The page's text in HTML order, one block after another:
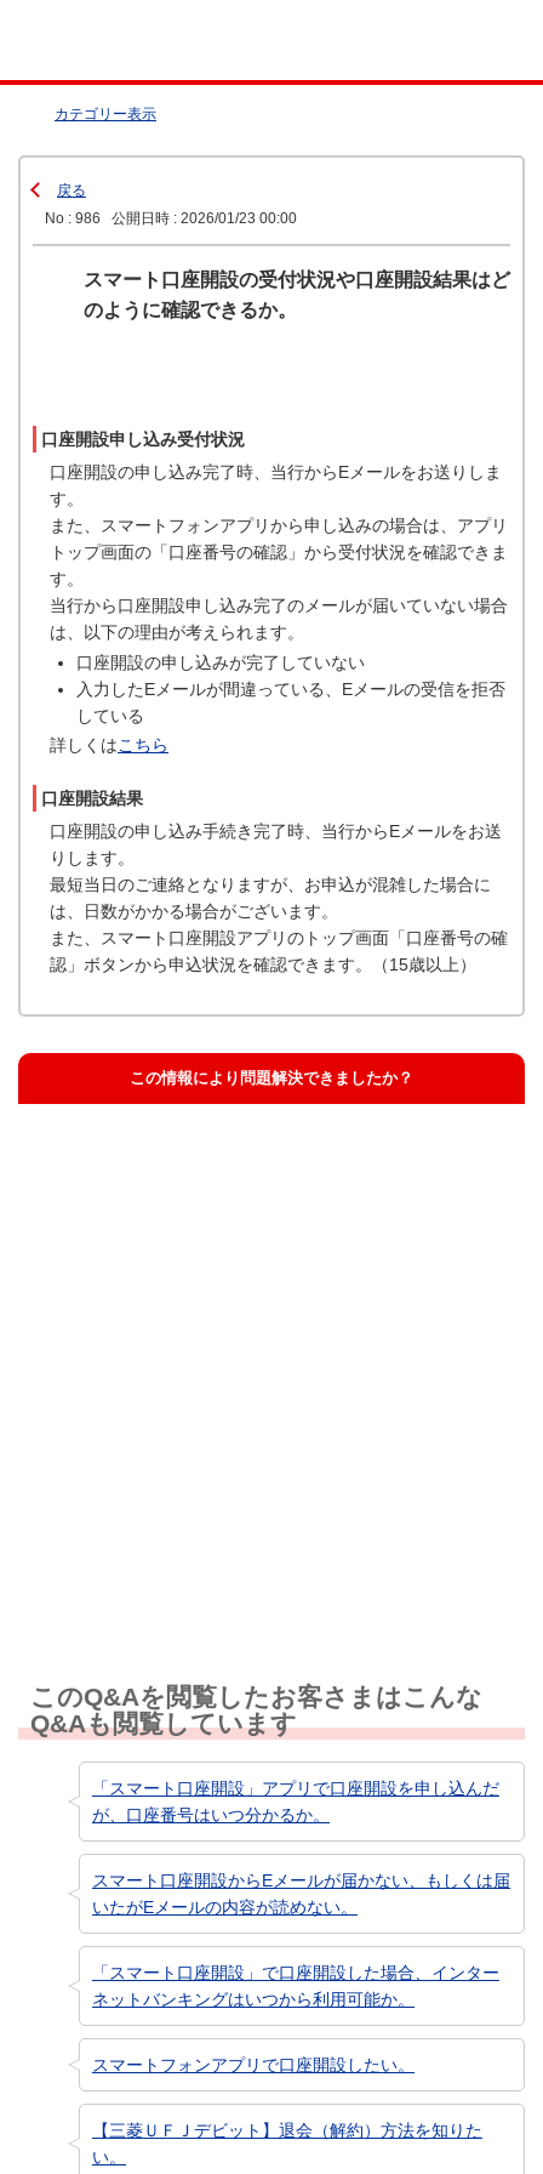
カテゴリー表示
戻る
No : 986
公開日時 : 2026/01/23 00:00
スマート口座開設の受付状況や口座開設結果はど
のように確認できるか。
口座開設申し込み受付状況
口座開設の申し込み完了時、当行からEメールをお送りしま
す。
また、スマートフォンアプリから申し込みの場合は、アプリ
トップ画面の「口座番号の確認」から受付状況を確認できま
す。
当行から口座開設申し込み完了のメールが届いていない場合
は、以下の理由が考えられます。
口座開設の申し込みが完了していない
入力したEメールが間違っている、Eメールの受信を拒否
している
詳しくはこちら
口座開設結果
口座開設の申し込み手続き完了時、当行からEメールをお送
りします。
最短当日のご連絡となりますが、お申込が混雑した場合に
は、日数がかかる場合がございます。
また、スマート口座開設アプリのトップ画面「口座番号の確
認」ボタンから申込状況を確認できます。（15歳以上）
この情報により問題解決できましたか？
このQ&Aを閲覧したお客さまはこんな
Q&Aも閲覧しています
「スマート口座開設」アプリで口座開設を申し込んだ
が、口座番号はいつ分かるか。
スマート口座開設からEメールが届かない、もしくは届
いたがEメールの内容が読めない。
「スマート口座開設」で口座開設した場合、インター
ネットバンキングはいつから利用可能か。
スマートフォンアプリで口座開設したい。
【三菱ＵＦＪデビット】退会（解約）方法を知りた
い。